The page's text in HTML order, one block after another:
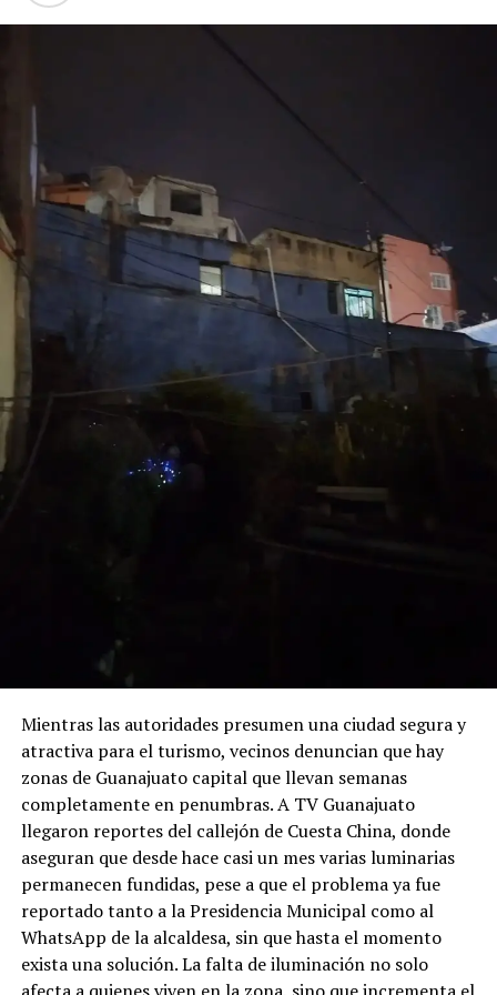
misma: ¿esperarán a que ocurra una desgracia para
Mientras las autoridades presumen una ciudad segura y
atractiva para el turismo, vecinos denuncian que hay
zonas de Guanajuato capital que llevan semanas
completamente en penumbras. A TV Guanajuato
llegaron reportes del callejón de Cuesta China, donde
aseguran que desde hace casi un mes varias luminarias
permanecen fundidas, pese a que el problema ya fue
reportado tanto a la Presidencia Municipal como al
WhatsApp de la alcaldesa, sin que hasta el momento
exista una solución. La falta de iluminación no solo
afecta a quienes viven en la zona, sino que incrementa el